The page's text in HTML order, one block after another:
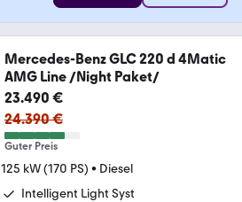
Mercedes-Benz GLC 220 d 4Matic
AMG Line /Night Paket/
23.490 €
24.390 €
Guter Preis
125 kW (170 PS) • Diesel
Intelligent Light Syst